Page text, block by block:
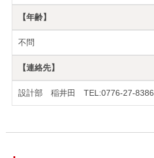
【年齢】
不問
【連絡先】
設計部 稲井田 TEL:0776-27-8386